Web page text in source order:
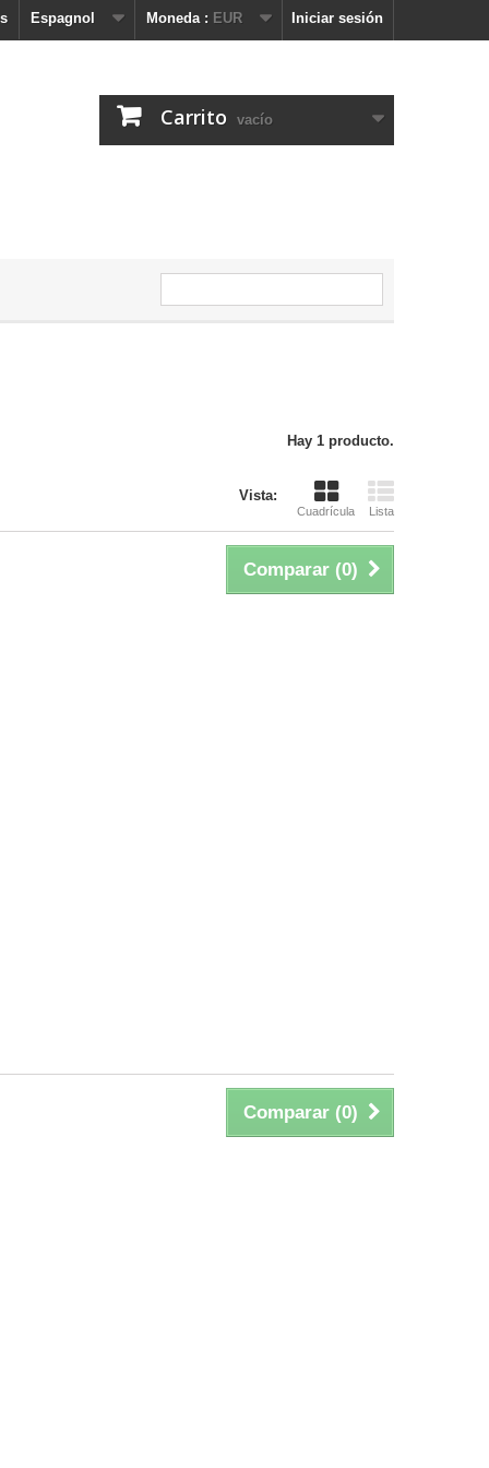
Iniciar sesión
Moneda : EUR
Espagnol
Carrito vacío
Hay 1 producto.
Vista:
Cuadrícula Lista
Comparar (0)
Comparar (0)